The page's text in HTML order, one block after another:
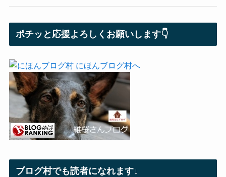
ポチッと応援よろしくお願いします👇
ブログ村でも読者になれます↓